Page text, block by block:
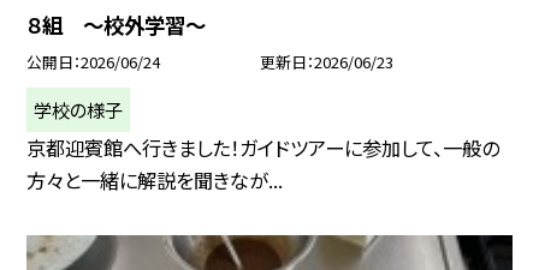
８組 ～校外学習～
公開日 2026/06/24 更新日 2026/06/23
学校の様子
京都迎賓館へ行きました！ガイドツアーに参加して、一般の
方々と一緒に解説を聞きなが...